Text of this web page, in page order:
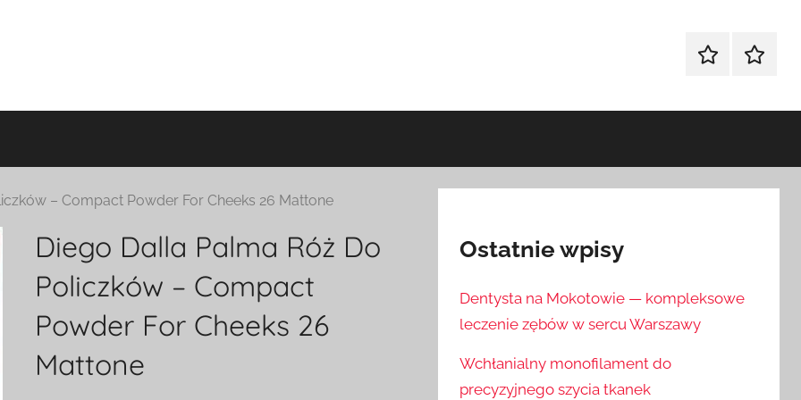
Sklep Blog
– Compact Powder For Cheeks 26 Mattone
Diego Dalla Palma Róż Do
Policzków – Compact
Powder For Cheeks 26
Mattone
Ostatnie wpisy
Dentysta na Mokotowie — kompleksowe
leczenie zębów w sercu Warszawy
Wchłanialny monofilament do
precyzyjnego szycia tkanek